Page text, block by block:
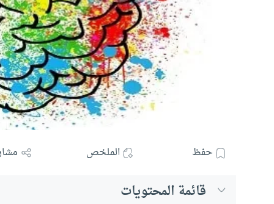
حفظ الملخص
قائمة المحتويات